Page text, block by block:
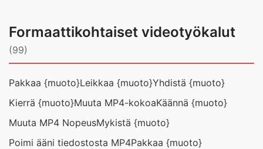
Formaattikohtaiset videotyökalut
(99)
Pakkaa {muoto}Leikkaa {muoto}Yhdistä {muoto}
Kierrä {muoto}Muuta MP4-kokoaKäännä {muoto}
Muuta MP4 NopeusMykistä {muoto}
Poimi ääni tiedostosta MP4Pakkaa {muoto}